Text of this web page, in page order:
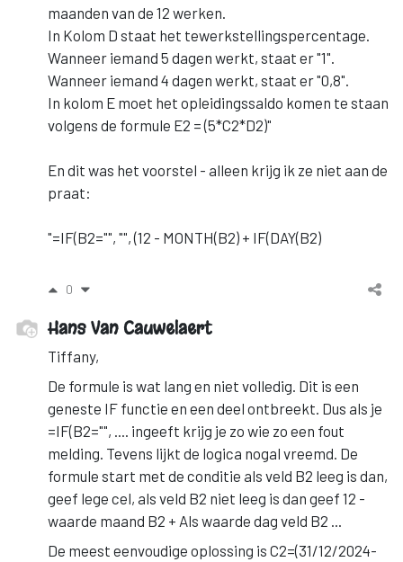
maanden van de 12 werken.
In Kolom D staat het tewerkstellingspercentage.
Wanneer iemand 5 dagen werkt, staat er "1".
Wanneer iemand 4 dagen werkt, staat er "0,8".
In kolom E moet het opleidingssaldo komen te staan
volgens de formule E2 = (5*C2*D2)"
En dit was het voorstel - alleen krijg ik ze niet aan de
praat:
"=IF(B2="", "", (12 - MONTH(B2) + IF(DAY(B2)
0
Hans Van Cauwelaert
Tiffany,
De formule is wat lang en niet volledig. Dit is een
geneste IF functie en een deel ontbreekt. Dus als je
=IF(B2="", .... ingeeft krijg je zo wie zo een fout
melding. Tevens lijkt de logica nogal vreemd. De
formule start met de conditie als veld B2 leeg is dan,
geef lege cel, als veld B2 niet leeg is dan geef 12 -
waarde maand B2 + Als waarde dag veld B2 ...
De meest eenvoudige oplossing is C2=(31/12/2024-